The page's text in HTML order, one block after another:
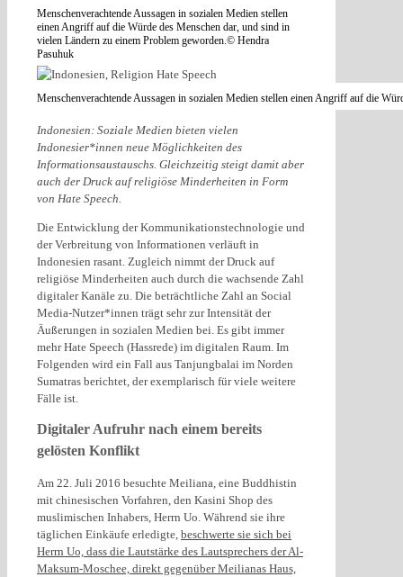
Menschenverachtende Aussagen in sozialen Medien stellen
einen Angriff auf die Würde des Menschen dar, und sind in
vielen Ländern zu einem Problem geworden.© Hendra
Pasuhuk
Menschenverachtende Aussagen in sozialen Medien stellen einen Angriff auf die
Indonesien: Soziale Medien bieten vielen
Indonesier*innen neue Möglichkeiten des
Informationsaustauschs. Gleichzeitig steigt damit aber
auch der Druck auf religiöse Minderheiten in Form
von Hate Speech.
Die Entwicklung der Kommunikationstechnologie und
der Verbreitung von Informationen verläuft in
Indonesien rasant. Zugleich nimmt der Druck auf
religiöse Minderheiten auch durch die wachsende Zahl
digitaler Kanäle zu. Die beträchtliche Zahl an Social
Media-Nutzer*innen trägt sehr zur Intensität der
Äußerungen in sozialen Medien bei. Es gibt immer
mehr Hate Speech (Hassrede) im digitalen Raum. Im
Folgenden wird ein Fall aus Tanjungbalai im Norden
Sumatras berichtet, der exemplarisch für viele weitere
Fälle ist.
Digitaler Aufruhr nach einem bereits
gelösten Konflikt
Am 22. Juli 2016 besuchte Meiliana, eine Buddhistin
mit chinesischen Vorfahren, den Kasini Shop des
muslimischen Inhabers, Herrn Uo. Während sie ihre
täglichen Einkäufe erledigte, beschwerte sie sich bei
Herrn Uo, dass die Lautstärke des Lautsprechers der Al-
Maksum-Moschee, direkt gegenüber Meilianas Haus,